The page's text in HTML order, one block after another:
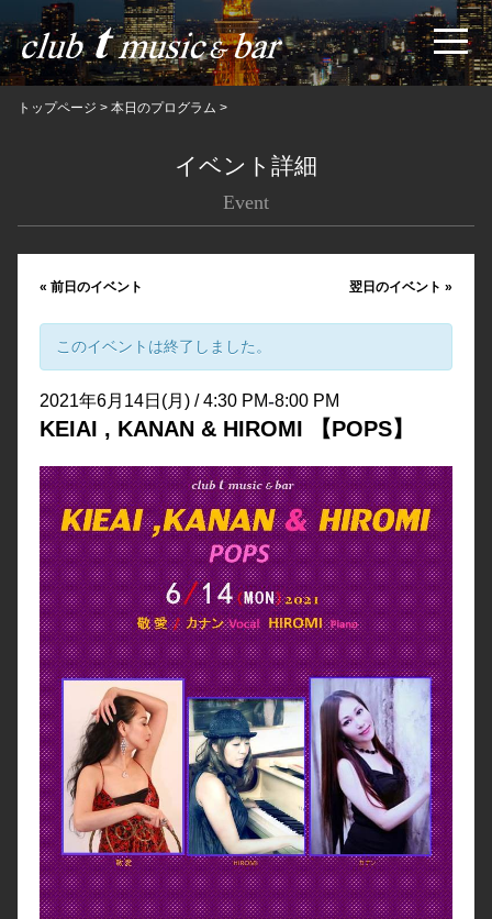
トップページ > 本日のプログラム >
イベント詳細
Event
« 前日のイベント 翌日のイベント»
このイベントは終了しました。
2021年6月14日(月) / 4:30 PM-8:00 PM
KEIAI , KANAN & HIROMI 【POPS】